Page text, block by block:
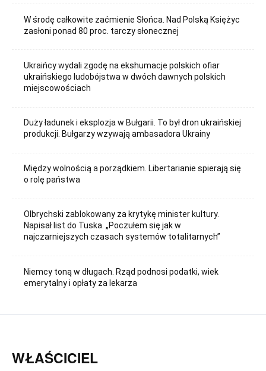
W środę całkowite zaćmienie Słońca. Nad Polską Księżyc
zasłoni ponad 80 proc. tarczy słonecznej
Ukraińcy wydali zgodę na ekshumacje polskich ofiar
ukraińskiego ludobójstwa w dwóch dawnych polskich
miejscowościach
Duży ładunek i eksplozja w Bułgarii. To był dron ukraińskiej
produkcji. Bułgarzy wzywają ambasadora Ukrainy
Między wolnością a porządkiem. Libertarianie spierają się
o rolę państwa
Olbrychski zablokowany za krytykę minister kultury.
Napisał list do Tuska. „Poczułem się jak w
najczarniejszych czasach systemów totalitarnych”
Niemcy toną w długach. Rząd podnosi podatki, wiek
emerytalny i opłaty za lekarza
WŁAŚCICIEL